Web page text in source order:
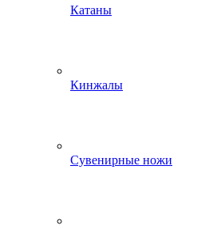
Катаны
Кинжалы
Сувенирные ножи